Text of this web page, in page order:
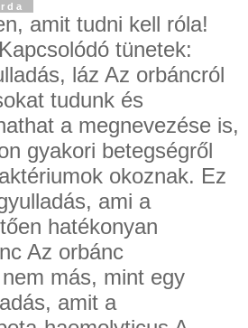
amit tudni kell róla!
tünetek:
láz Az orbáncról
tudunk és
a megnevezése is,
gyakori betegségről
okoznak. Ez
ami a
hatékonyan
Az orbánc
más, mint egy
amit a